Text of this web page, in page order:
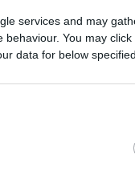
services and may
You may
data for below
2025
Tovább